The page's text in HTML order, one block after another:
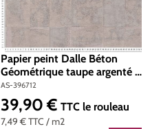
Papier peint Dalle Béton
Géométrique taupe argenté -
Stories of Life d'A.S. Création
| Réf. AS-396712
AS-396712
7,49 €TTC / m2
Prix régulier :
39,90 € TTC le rouleau